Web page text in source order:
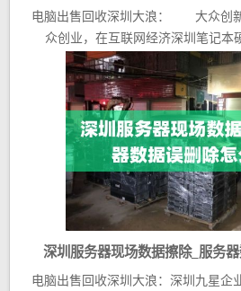
电脑出售回收深圳大浪： 大众创
众创业，在互联网经济深圳笔记本
深圳服务器现场数据擦除_服务
电脑出售回收深圳大浪：深圳九星企